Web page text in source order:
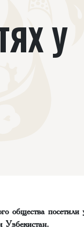
У
общества